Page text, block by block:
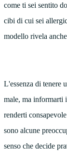
come ti sei sentito
cibi di cui sei
modello rivela
L'essenza di tenere
male, ma informarti
renderti
sono alcune
senso che decide